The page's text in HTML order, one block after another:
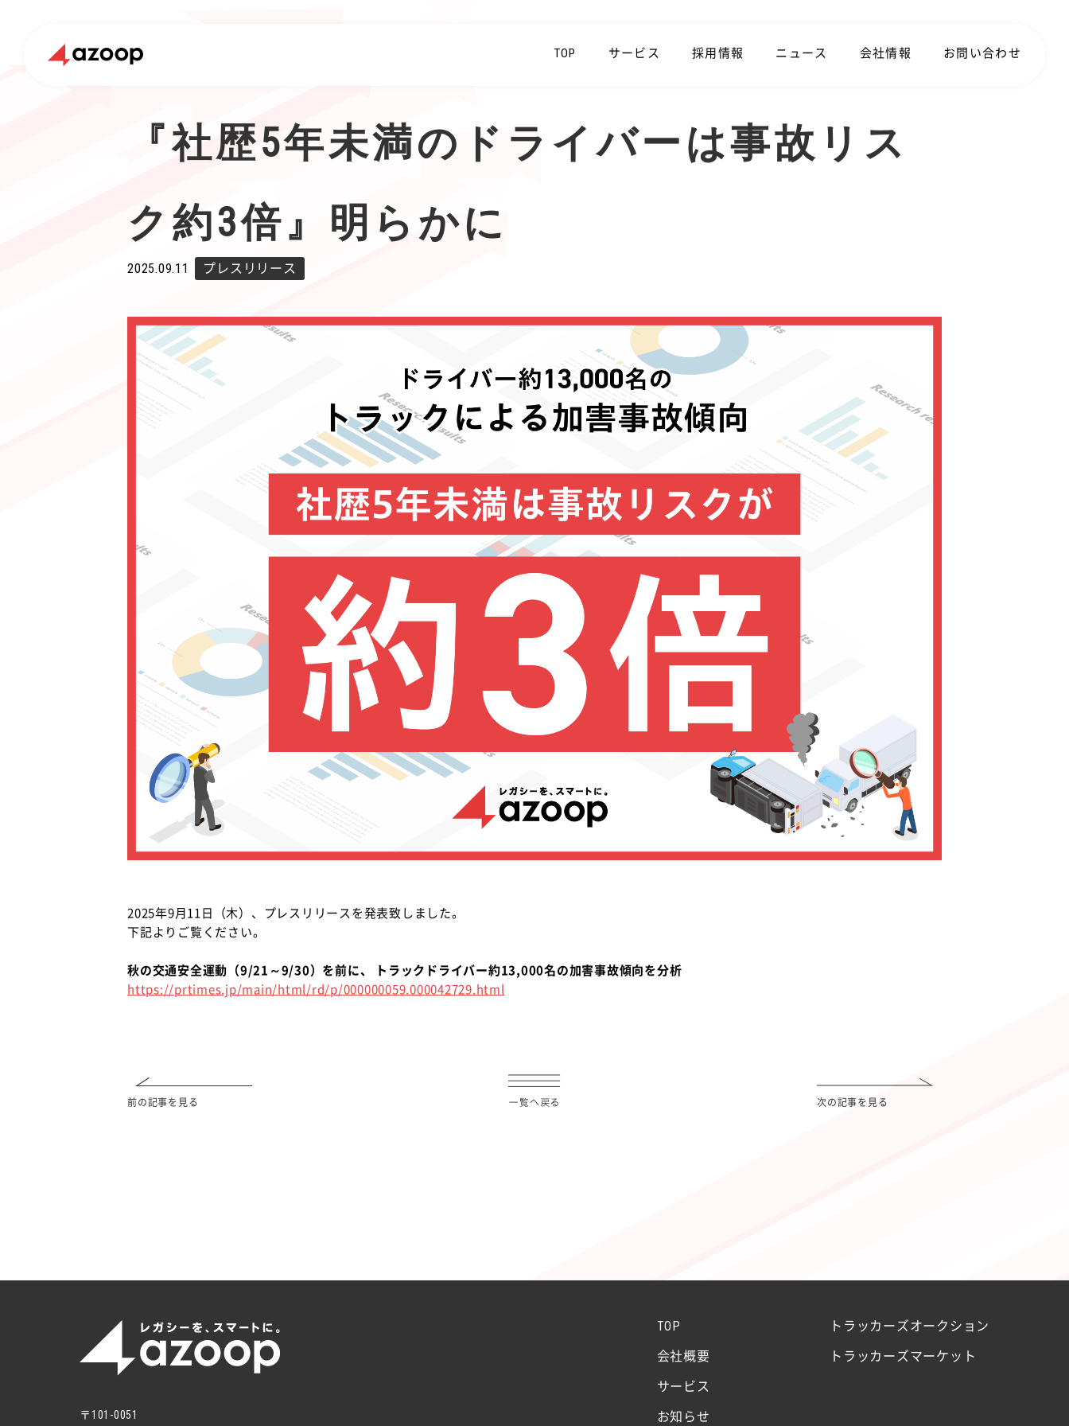
TOP サービス 採用情報 ニュース 会社情報 お問い合わせ
『社歴5年未満のドライバーは事故リス
ク約3倍』明らかに
2025.09.11 プレスリリース
2025年9月11日（木）、プレスリリースを発表致しました。
下記よりご覧ください。
秋の交通安全運動（9/21～9/30）を前に、 トラックドライバー約13,000名の加害事故傾向を分析
https://prtimes.jp/main/html/rd/p/000000059.000042729.html
前の記事を見る 次の記事を見る
〒101-0051
TOP
会社概要
サービス
お知らせ
トラッカーズオークション
トラッカーズマーケット